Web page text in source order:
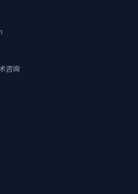
咨询